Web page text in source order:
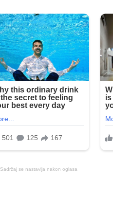
Sadržaj se nastavlja nakon oglasa